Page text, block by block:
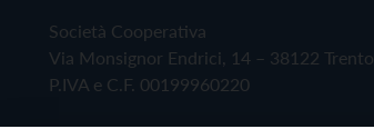
Società Cooperativa
Via Monsignor Endrici, 14 – 38122 Trento
P.IVA e C.F. 00199960220